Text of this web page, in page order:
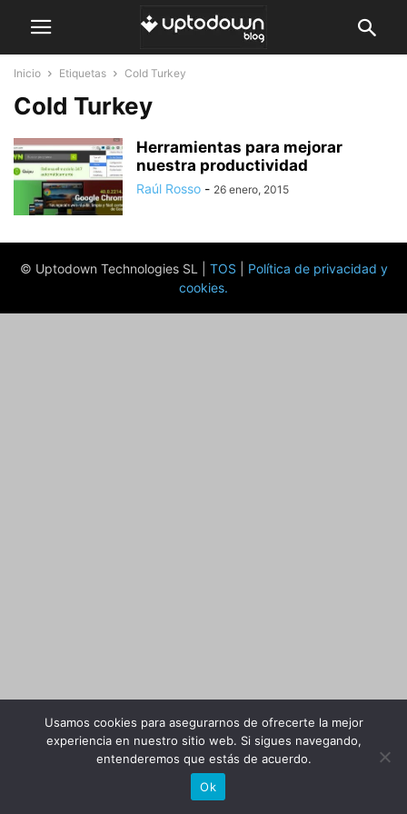
Inicio Etiquetas Cold Turkey
Cold Turkey
Herramientas para mejorar
nuestra productividad
Raúl Rosso - 26 enero, 2015
© Uptodown Technologies SL | TOS
Política de privacidad y
cookies.
Usamos cookies para asegurarnos de ofrecerte la mejor
experiencia en nuestro sitio web. Si sigues navegando,
entenderemos que estás de acuerdo.
Ok